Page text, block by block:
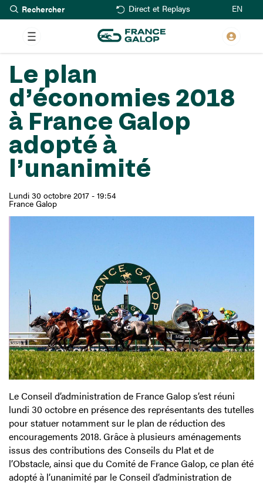
Aller
au
contenu
principal
Rechercher Direct et Replays EN
Le plan
d’économies 2018
à France Galop
adopté à
l’unanimité
Lundi 30 octobre 2017 - 19:54
France Galop
Le Conseil d’administration de France Galop s’est réuni
lundi 30 octobre en présence des représentants des tutelles
pour statuer notamment sur le plan de réduction des
encouragements 2018. Grâce à plusieurs aménagements
issus des contributions des Conseils du Plat et de
l’Obstacle, ainsi que du Comité de France Galop, ce plan été
adopté à l’unanimité par le Conseil d’administration de